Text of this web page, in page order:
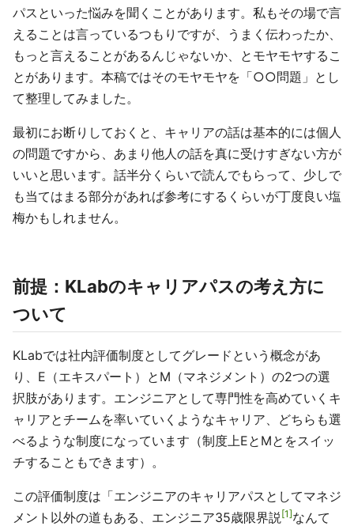
パスといった悩みを聞くことがあります。私もその場で言
えることは言っているつもりですが、うまく伝わったか、
もっと言えることがあるんじゃないか、とモヤモヤするこ
とがあります。本稿ではそのモヤモヤを「○○問題」とし
て整理してみました。
最初にお断りしておくと、キャリアの話は基本的には個人
の問題ですから、あまり他人の話を真に受けすぎない方が
いいと思います。話半分くらいで読んでもらって、少しで
も当てはまる部分があれば参考にするくらいが丁度良い塩
梅かもしれません。
前提：KLabのキャリアパスの考え方に
ついて
KLabでは社内評価制度としてグレードという概念があ
り、E（エキスパート）とM（マネジメント）の2つの選
択肢があります。エンジニアとして専門性を高めていくキ
ャリアとチームを率いていくようなキャリア、どちらも選
べるような制度になっています（制度上EとMとをスイッ
チすることもできます）。
この評価制度は「エンジニアのキャリアパスとしてマネジ
メント以外の道もある、エンジニア35歳限界説 1 なんて